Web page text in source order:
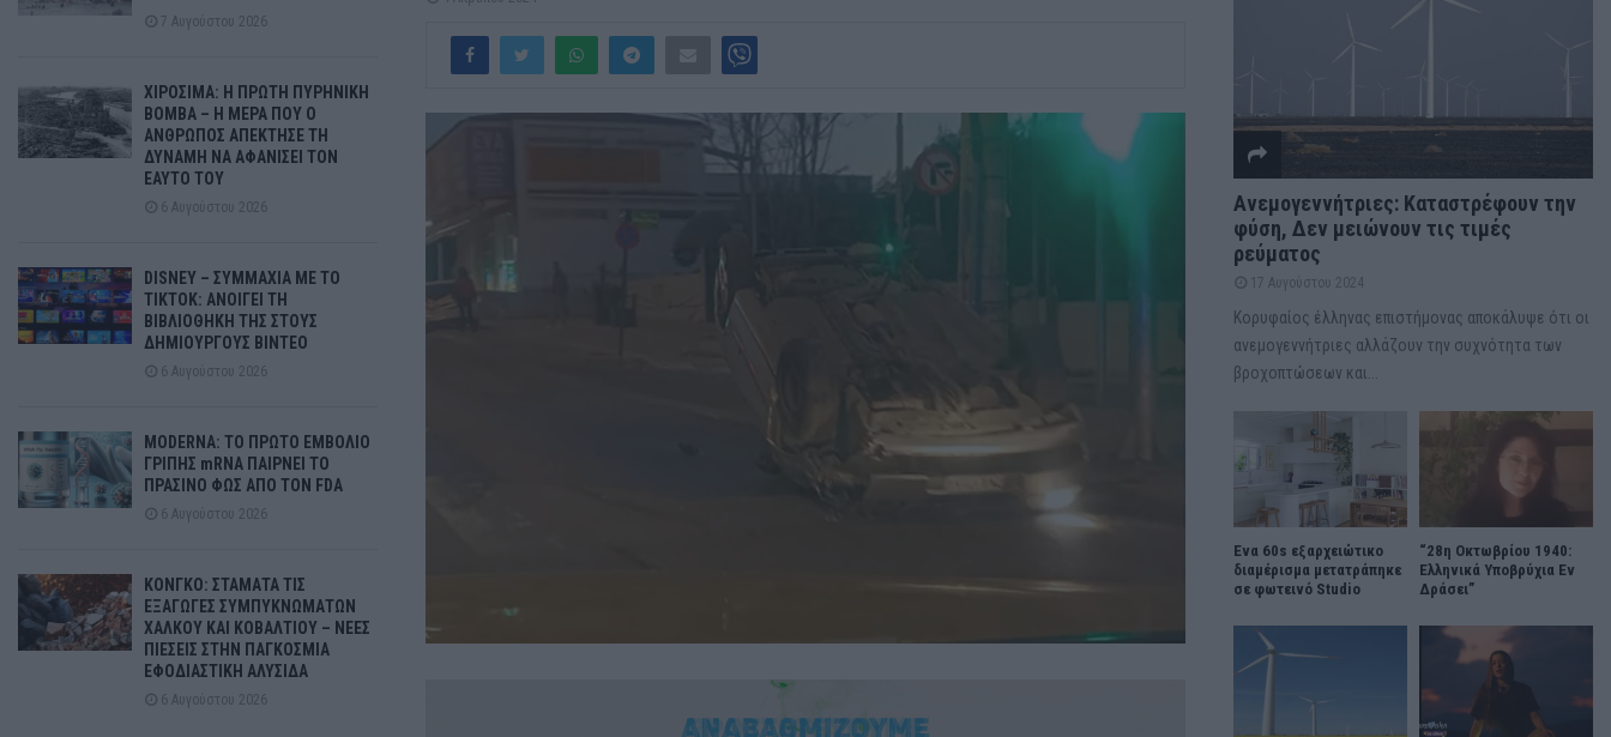
7 Αυγούστου 2026
ΧΙΡΟΣΙΜΑ: Η ΠΡΩΤΗ ΠΥΡΗΝΙΚΗ
ΒΟΜΒΑ – Η ΜΕΡΑ ΠΟΥ Ο
ΑΝΘΡΩΠΟΣ ΑΠΕΚΤΗΣΕ ΤΗ
ΔΥΝΑΜΗ ΝΑ ΑΦΑΝΙΣΕΙ ΤΟΝ
ΕΑΥΤΟ ΤΟΥ
6 Αυγούστου 2026
DISNEY – ΣΥΜΜΑΧΙΑ ΜΕ ΤΟ
TIKTOK: ΑΝΟΙΓΕΙ ΤΗ
ΒΙΒΛΙΟΘΗΚΗ ΤΗΣ ΣΤΟΥΣ
ΔΗΜΙΟΥΡΓΟΥΣ ΒΙΝΤΕΟ
6 Αυγούστου 2026
MODERNA: ΤΟ ΠΡΩΤΟ ΕΜΒΟΛΙΟ
ΓΡΙΠΗΣ mRNA ΠΑΙΡΝΕΙ ΤΟ
ΠΡΑΣΙΝΟ ΦΩΣ ΑΠΟ ΤΟΝ FDA
6 Αυγούστου 2026
ΚΟΝΓΚΟ: ΣΤΑΜΑΤΑ ΤΙΣ
ΕΞΑΓΩΓΕΣ ΣΥΜΠΥΚΝΩΜΑΤΩΝ
ΧΑΛΚΟΥ ΚΑΙ ΚΟΒΑΛΤΙΟΥ – ΝΕΕΣ
ΠΙΕΣΕΙΣ ΣΤΗΝ ΠΑΓΚΟΣΜΙΑ
ΕΦΟΔΙΑΣΤΙΚΗ ΑΛΥΣΙΔΑ
6 Αυγούστου 2026
Ανεμογεννήτριες: Καταστρέφουν την
φύση, Δεν μειώνουν τις τιμές
ρεύματος
17 Αυγούστου 2024
Κορυφαίος έλληνας επιστήμονας αποκάλυψε ότι οι
ανεμογεννήτριες αλλάζουν την συχνότητα των
βροχοπτώσεων και...
Ένα 60s εξαρχειώτικο
διαμέρισμα μετατράπηκε
σε φωτεινό Studio
“28η Οκτωβρίου 1940:
Ελληνικά Υποβρύχια Εν
Δράσει”